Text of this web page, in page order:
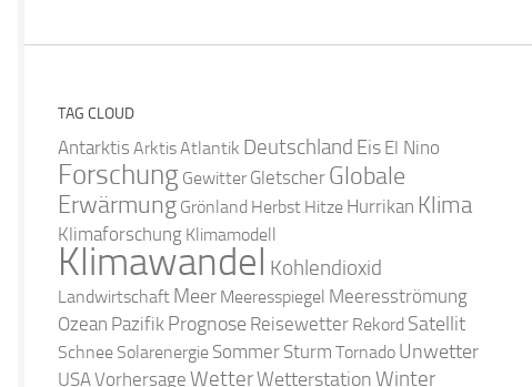
TAG CLOUD
Antarktis Arktis Atlantik Deutschland Eis El Nino
Forschung Gewitter Gletscher Globale
Erwärmung Grönland Herbst Hitze Hurrikan Klima
Klimaforschung Klimamodell
Klimawandel Kohlendioxid
Landwirtschaft Meer Meeresspiegel Meeresströmung
Ozean Pazifik Prognose Reisewetter Rekord Satellit
Schnee Solarenergie Sommer Sturm Tornado Unwetter
USAVorhersage WetterWetterstationWinter